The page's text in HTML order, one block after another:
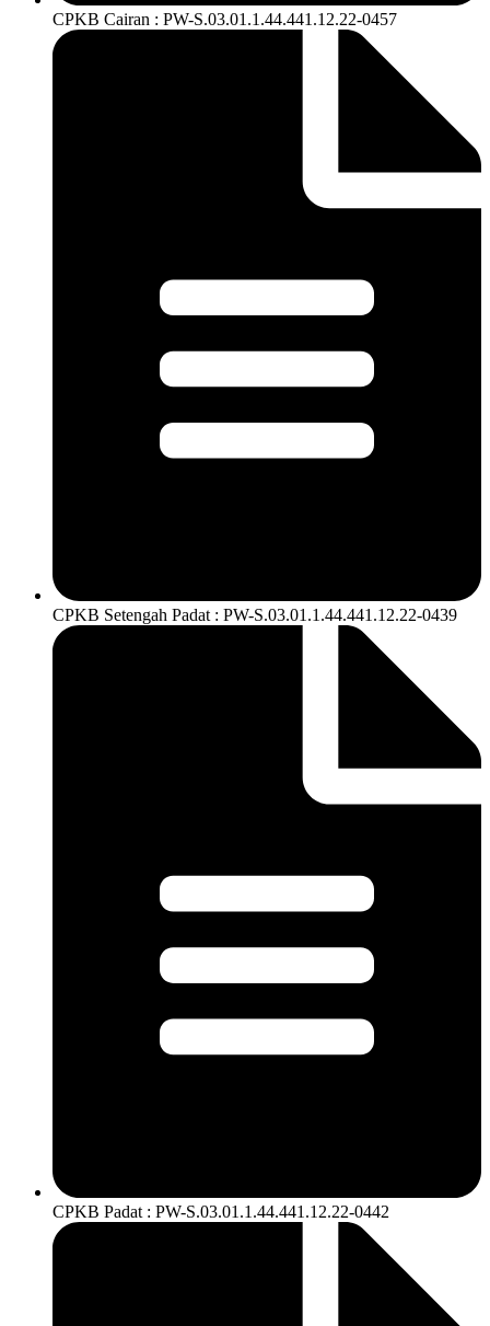
CPKB Cairan : PW-S.03.01.1.44.441.12.22-0457
CPKB Setengah Padat : PW-S.03.01.1.44.441.12.22-0439
CPKB Padat : PW-S.03.01.1.44.441.12.22-0442